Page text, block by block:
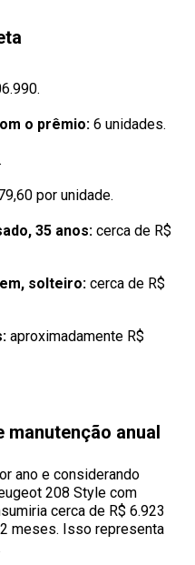
o prêmio:6 unidades.
por unidade.
35 anos:cerca de R$
solteiro:cerca de R$
aproximadamente R$
anual
ano e considerando
208 Style com
cerca de R$ 6.923
meses. Isso representa